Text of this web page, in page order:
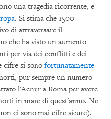
una tragedia ricorrente, e
. Si stima che 1500
di attraversare il
che ha visto un aumento
per via dei conflitti e dei
cifre si sono fortunatamente
pur sempre un numero
l'Acnur a Roma per avere
in mare di quest'anno. Ne
ci sono mai cifre sicure).